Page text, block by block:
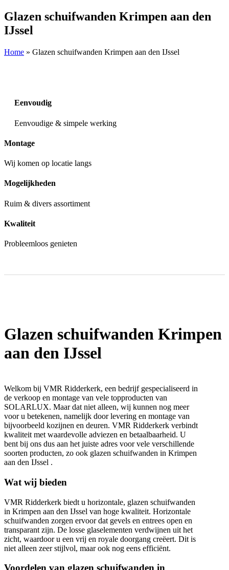
Glazen schuifwanden Krimpen aan den
IJssel
Home » Glazen schuifwanden Krimpen aan den IJssel
Eenvoudig
Eenvoudige & simpele werking
Montage
Wij komen op locatie langs
Mogelijkheden
Ruim & divers assortiment
Kwaliteit
Probleemloos genieten
Glazen schuifwanden Krimpen
aan den IJssel
Welkom bij VMR Ridderkerk, een bedrijf gespecialiseerd in
de verkoop en montage van vele topproducten van
SOLARLUX. Maar dat niet alleen, wij kunnen nog meer
voor u betekenen, namelijk door levering en montage van
bijvoorbeeld kozijnen en deuren. VMR Ridderkerk verbindt
kwaliteit met waardevolle adviezen en betaalbaarheid. U
bent bij ons dus aan het juiste adres voor vele verschillende
soorten producten, zo ook glazen schuifwanden in Krimpen
aan den IJssel .
Wat wij bieden
VMR Ridderkerk biedt u horizontale, glazen schuifwanden
in Krimpen aan den IJssel van hoge kwaliteit. Horizontale
schuifwanden zorgen ervoor dat gevels en entrees open en
transparant zijn. De losse glaselementen verdwijnen uit het
zicht, waardoor u een vrij en royale doorgang creëert. Dit is
niet alleen zeer stijlvol, maar ook nog eens efficiënt.